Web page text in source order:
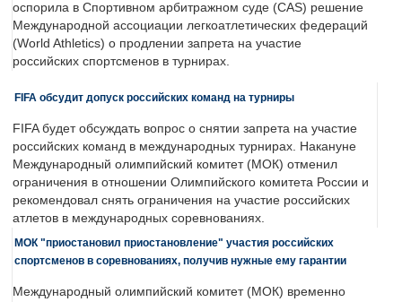
оспорила в Спортивном арбитражном суде (CAS) решение
Международной ассоциации легкоатлетических федераций
(World Athletics) о продлении запрета на участие
российских спортсменов в турнирах.
FIFA обсудит допуск российских команд на турниры
FIFA будет обсуждать вопрос о снятии запрета на участие
российских команд в международных турнирах. Накануне
Международный олимпийский комитет (МОК) отменил
ограничения в отношении Олимпийского комитета России и
рекомендовал снять ограничения на участие российских
атлетов в международных соревнованиях.
МОК "приостановил приостановление" участия российских
спортсменов в соревнованиях, получив нужные ему гарантии
Международный олимпийский комитет (МОК) временно